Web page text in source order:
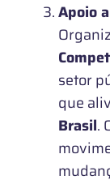
Apoio
setor
que
Brasil.